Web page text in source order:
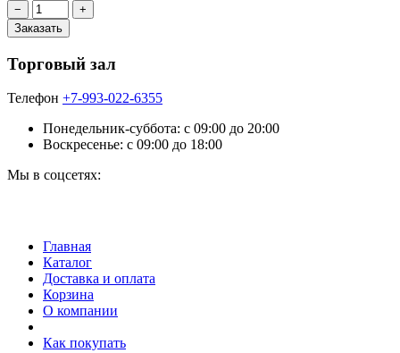
Торговый зал
Телефон +7-993-022-6355
Понедельник-суббота: c 09:00 до 20:00
Воскресенье: с 09:00 до 18:00
Мы в соцсетях:
Главная
Каталог
Доставка и оплата
Корзина
О компании
Как покупать